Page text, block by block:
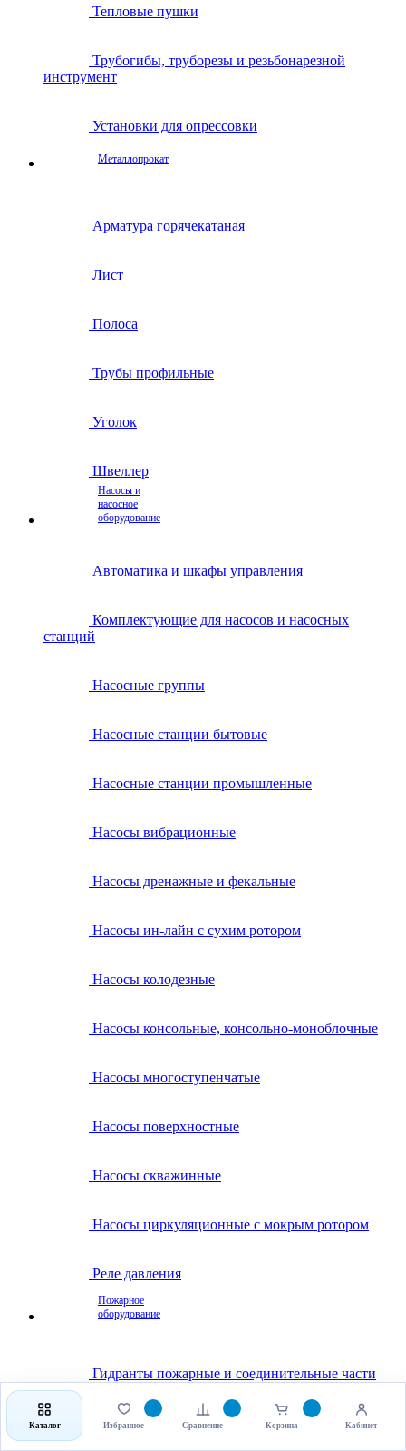
Тепловые пушки
Трубогибы, труборезы и резьбонарезной
инструмент
Установки для опрессовки
Металлопрокат
Арматура горячекатаная
Лист
Полоса
Трубы профильные
Уголок
Швеллер
Насосы и
насосное
оборудование
Автоматика и шкафы управления
Комплектующие для насосов и насосных
станций
Насосные группы
Насосные станции бытовые
Насосные станции промышленные
Насосы вибрационные
Насосы дренажные и фекальные
Насосы ин-лайн с сухим ротором
Насосы колодезные
Насосы консольные, консольно-моноблочные
Насосы многоступенчатые
Насосы поверхностные
Насосы скважинные
Насосы циркуляционные с мокрым ротором
Реле давления
Пожарное
оборудование
Гидранты пожарные и соединительные части
Клапаны пожарные
Каталог Избранное Сравнение Корзина Кабинет